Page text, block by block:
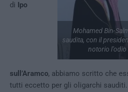
Mohamed Bin-
saudita, con il
notorio
di Ipo
sull’Aramco, abbiamo scritto che
tutti eccetto per gli oligarchi